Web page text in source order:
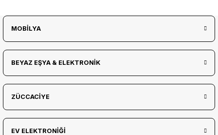
MOBİLYA
BEYAZ EŞYA & ELEKTRONİK
ZÜCCACİYE
EV ELEKTRONİĞİ